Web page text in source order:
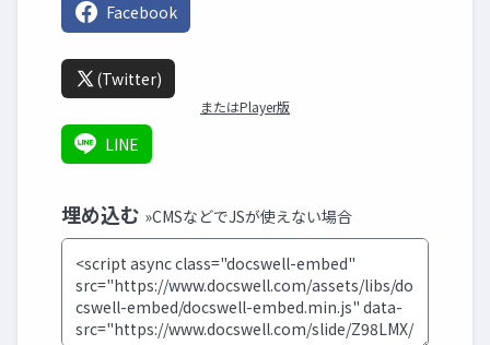
Facebook
(Twitter)
またはPlayer版
LINE
埋め込む »CMSなどでJSが使えない場合